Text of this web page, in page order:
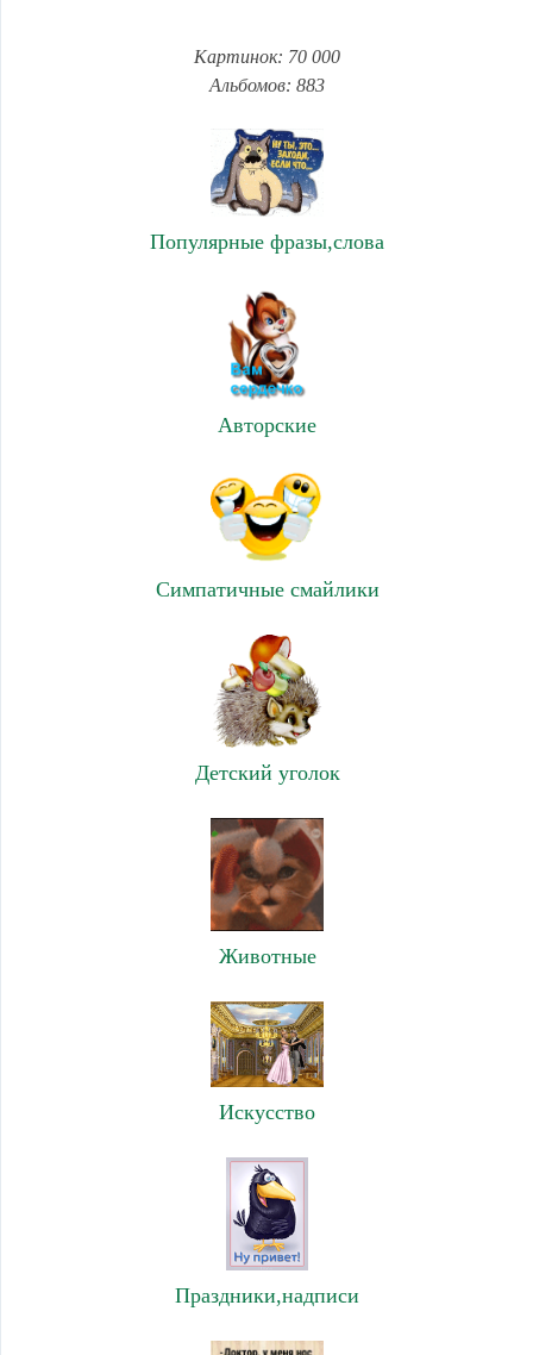
Картинок: 70 000
Альбомов: 883
Популярные фразы,слова
Авторские
Симпатичные смайлики
Детский уголок
Животные
Искусство
Праздники,надписи